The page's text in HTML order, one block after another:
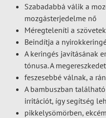
Szabadabbá válik a
mozgásterjedelme nő
Méregteleníti a
Beindítja a
A keringés javításának
tónusa. A
feszesebbé válnak, a
A bambuszban
irritációt, így segítség
pikkelysömörben,